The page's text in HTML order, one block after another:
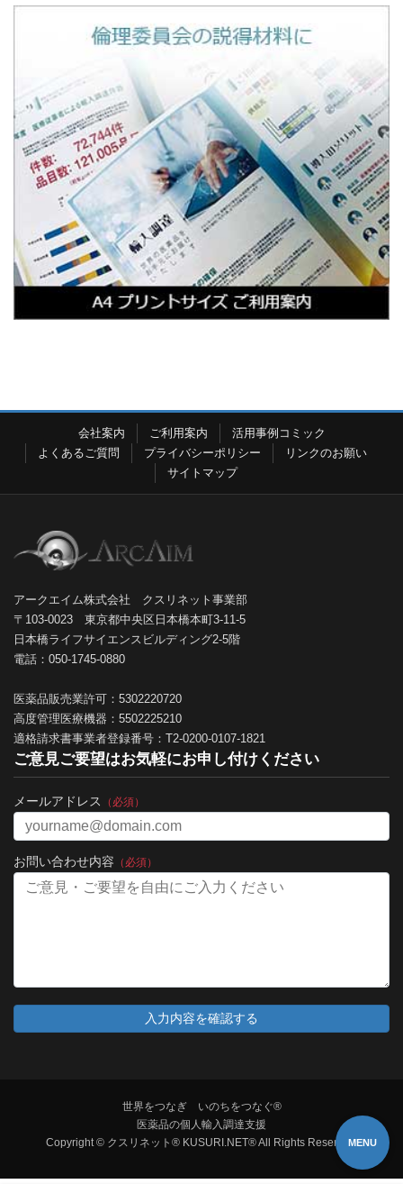
会社案内 ご利用案内
活用事例コミック
よくあるご質問
プライバシーポリシー
リンクのお願い
サイトマップ
アークエイム株式会社 クスリネット事業部
〒103-0023 東京都中央区日本橋本町3-11-5
日本橋ライフサイエンスビルディング2-5階
電話：050-1745-0880
医薬品販売業許可：5302220720
高度管理医療機器：5502225210
適格請求書事業者登録番号：T2-0200-0107-1821
ご意見ご要望はお気軽にお申し付けください
メールアドレス （必須）
お問い合わせ内容 （必須）
世界をつなぎ いのちをつなぐ®
医薬品の個人輸入調達支援
Copyright © クスリネット® KUSURI.NET® All Rights Reserved.MENU